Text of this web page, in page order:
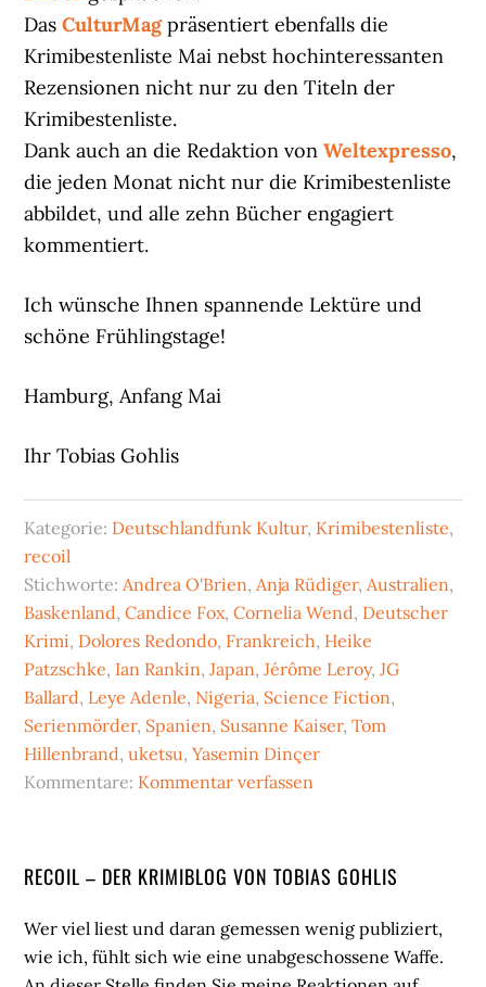
DasCulturMagpräsentiert ebenfalls die
Krimibestenliste Mai nebst hochinteressanten
Rezensionen nicht nur zu den Titeln der
Krimibestenliste.
Dank auch an die Redaktion vonWeltexpresso,
die jeden Monat nicht nur die Krimibestenliste
abbildet, und alle zehn Bücher engagiert
kommentiert.
Ich wünsche Ihnen spannende Lektüre und
schöne Frühlingstage!
Hamburg, Anfang Mai
Ihr Tobias Gohlis
Kategorie: Deutschlandfunk Kultur, Krimibestenliste,
recoil
Stichworte:Andrea O'Brien,Anja Rüdiger,Australien,
Baskenland,Candice Fox,Cornelia Wend, Deutscher
Krimi, Dolores Redondo, Frankreich, Heike
Patzschke, Ian Rankin,Japan,Jérôme Leroy,JG
Ballard, Leye Adenle, Nigeria, Science Fiction,
Serienmörder, Spanien, Susanne Kaiser,Tom
Hillenbrand,uketsu,Yasemin Dinçer
Kommentare: Kommentar verfassen
Seitenspalte
RECOIL – DER KRIMIBLOG VON TOBIAS GOHLIS
Wer viel liest und daran gemessen wenig publiziert,
wie ich, fühlt sich wie eine unabgeschossene Waffe.